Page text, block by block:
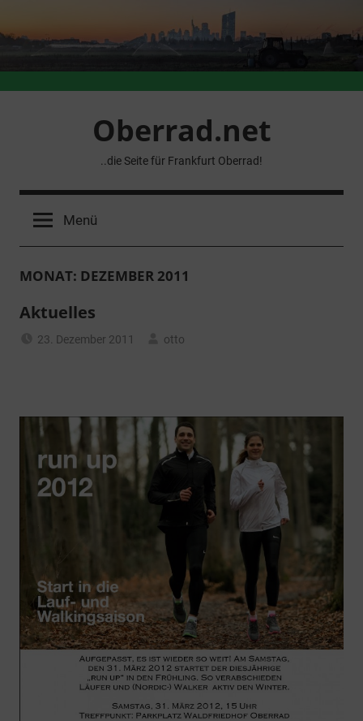
Inhalt
springen
Oberrad.net
..die Seite für Frankfurt Oberrad!
Menü
MONAT: DEZEMBER 2011
Aktuelles
23. Dezember 2011
otto